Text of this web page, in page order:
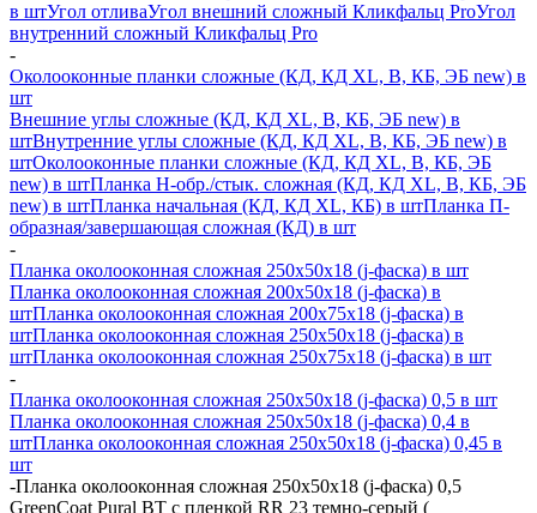
в штУгол отливаУгол внешний сложный Кликфальц ProУгол
внутренний сложный Кликфальц Pro
-
Околооконные планки сложные (КД, КД XL, В, КБ, ЭБ new) в
шт
Внешние углы сложные (КД, КД XL, В, КБ, ЭБ new) в
штВнутренние углы сложные (КД, КД XL, В, КБ, ЭБ new) в
штОколооконные планки сложные (КД, КД XL, В, КБ, ЭБ
new) в штПланка H-обр./стык. сложная (КД, КД XL, В, КБ, ЭБ
new) в штПланка начальная (КД, КД XL, КБ) в штПланка П-
образная/завершающая сложная (КД) в шт
-
Планка околооконная сложная 250х50х18 (j-фаска) в шт
Планка околооконная сложная 200х50х18 (j-фаска) в
штПланка околооконная сложная 200х75х18 (j-фаска) в
штПланка околооконная сложная 250х50х18 (j-фаска) в
штПланка околооконная сложная 250х75х18 (j-фаска) в шт
-
Планка околооконная сложная 250х50х18 (j-фаска) 0,5 в шт
Планка околооконная сложная 250х50х18 (j-фаска) 0,4 в
штПланка околооконная сложная 250х50х18 (j-фаска) 0,45 в
шт
-Планка околооконная сложная 250х50х18 (j-фаска) 0,5
GreenCoat Pural BT с пленкой RR 23 темно-серый (